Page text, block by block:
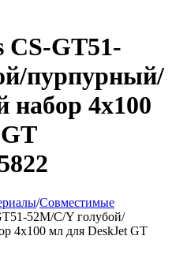
CS-GT51-
пурпурный/
4x100
/Совместимые
52M/C/Y голубой/
4x100 мл для DeskJet GT